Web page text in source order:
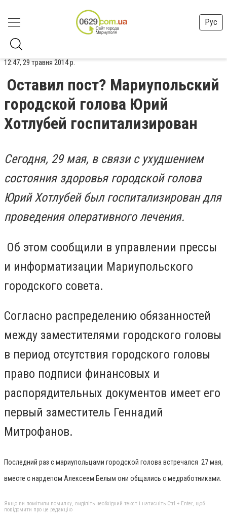
Рус
12:47, 29 травня 2014 р.
Оставил пост? Мариупольский
городской голова Юрий
Хотлубей госпитализирован
Сегодня, 29 мая, в связи с ухудшением
состояния здоровья городской голова
Юрий Хотлубей был госпитализирован для
проведения оперативного лечения.
Об этом сообщили в управлении прессы
и информатизации Мариупольского
городского совета.
Согласно распределению обязанностей
между заместителями городского головы
в период отсутствия городского головы
право подписи финансовых и
распорядительных документов имеет его
первый заместитель Геннадий
Митрофанов.
Последний раз с мариупольцами городской голова встречался 27 мая,
вместе с нардепом Алексеем Белым они общались с медработниками.
Якщо ви помітили помилку, виділіть необхідний текст і натисніть Ctrl + Enter, щоб
повідомити про це редакцію